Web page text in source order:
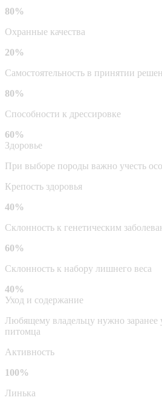
80%
Охранные качества
20%
Самостоятельность в принятии
80%
Способности к дрессировке
60%
Здоровье
При выборе породы важно учесть
Крепость здоровья
40%
Склонность к генетическим
60%
Склонность к набору лишнего веса
40%
Уход и содержание
Любящему владельцу нужно заранее
питомца
Активность
100%
Линька